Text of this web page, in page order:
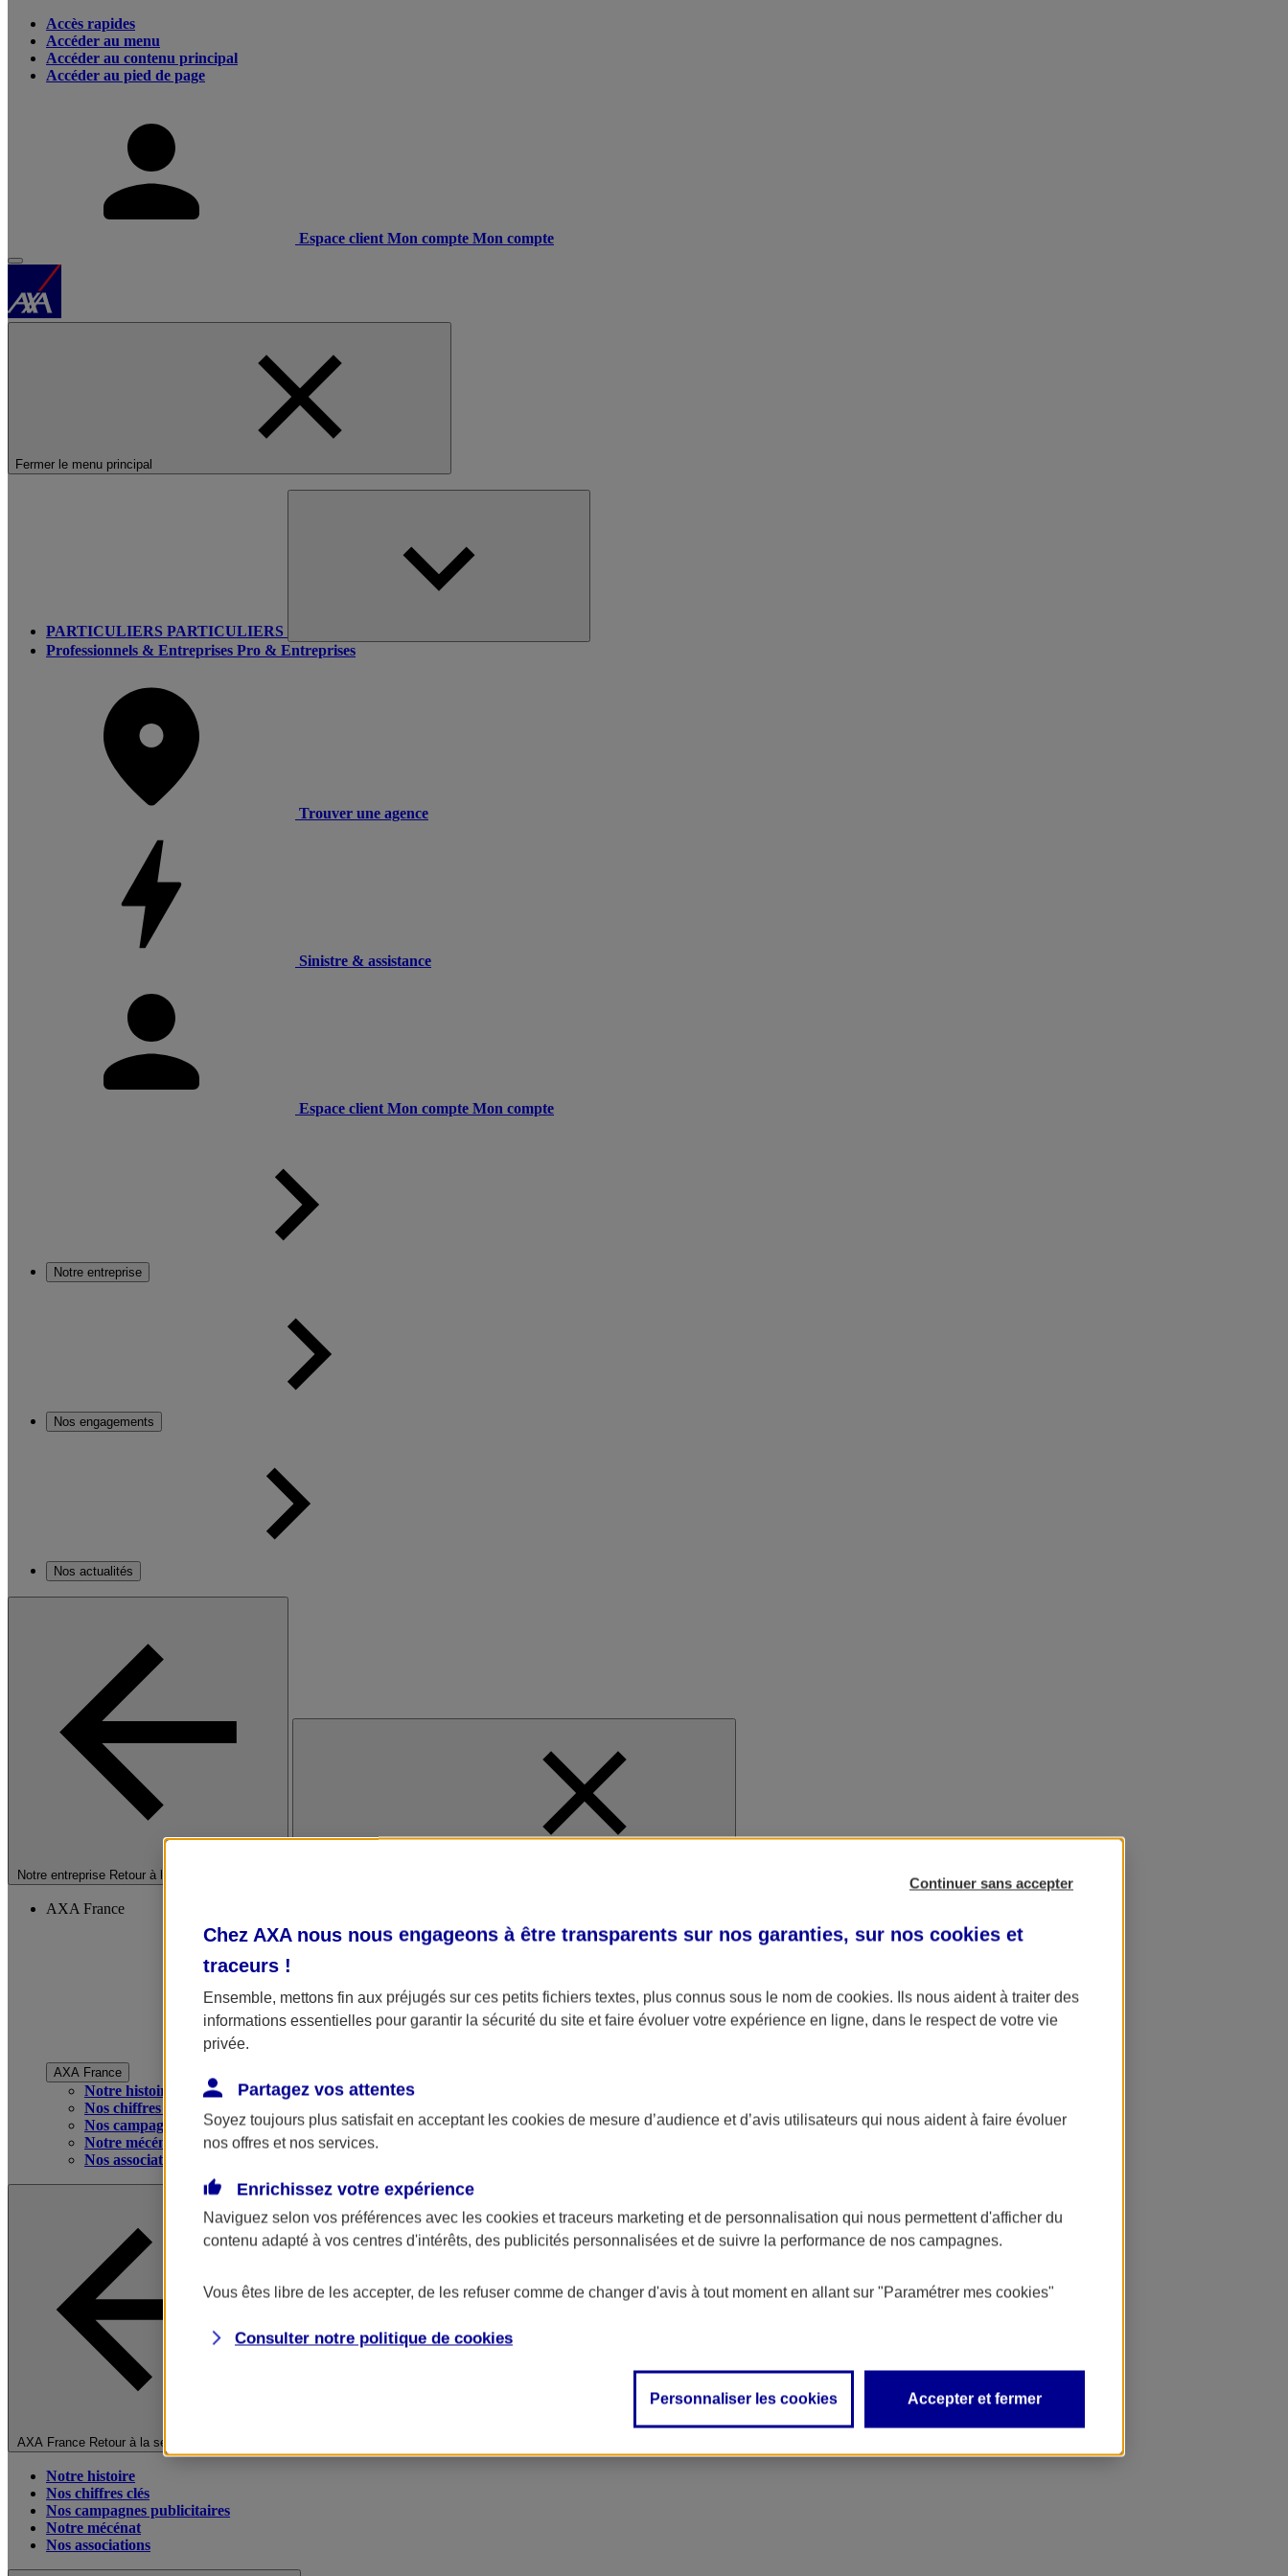
Accès rapides
Accéder au menu
Accéder au contenu principal
Accéder au pied de page
Espace client Mon compte Mon compte
Fermer le menu principal
PARTICULIERS PARTICULIERS
Professionnels & Entreprises Pro & Entreprises
Trouver une agence
Sinistre & assistance
Espace client Mon compte Mon compte
Notre entreprise
Nos engagements
Nos actualités
Notre entreprise Retour à la section précédente
AXA France
AXA France
Notre histoire
Nos chiffres clés
Nos campagnes publicitaires
Notre mécénat
Nos associations
AXA France Retour à la section précédente
Notre histoire
Nos chiffres clés
Nos campagnes publicitaires
Notre mécénat
Nos associations
Continuer sans accepter
Chez AXA nous nous engageons à être transparents sur nos garanties, sur nos cookies et
traceurs !
Ensemble, mettons fin aux préjugés sur ces petits fichiers textes, plus connus sous le nom de cookies. Ils nous aident à traiter des
informations essentielles pour garantir la sécurité du site et faire évoluer votre expérience en ligne, dans le respect de votre vie
privée.
Partagez vos attentes
Soyez toujours plus satisfait en acceptant les cookies de mesure d’audience et d’avis utilisateurs qui nous aident à faire évoluer
nos offres et nos services.
Enrichissez votre expérience
Naviguez selon vos préférences avec les cookies et traceurs marketing et de personnalisation qui nous permettent d'afficher du
contenu adapté à vos centres d'intérêts, des publicités personnalisées et de suivre la performance de nos campagnes.
Vous êtes libre de les accepter, de les refuser comme de changer d'avis à tout moment en allant sur "Paramétrer mes cookies"
Consulter notre politique de cookies
Personnaliser les cookies Accepter et fermer